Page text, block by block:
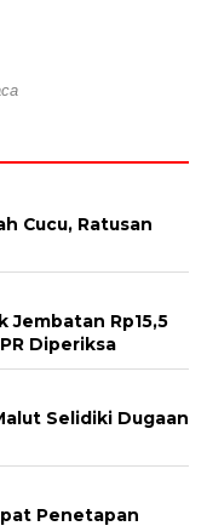
Cucu, Ratusan
Jembatan Rp15,5
Diperiksa
Selidiki Dugaan
Penetapan